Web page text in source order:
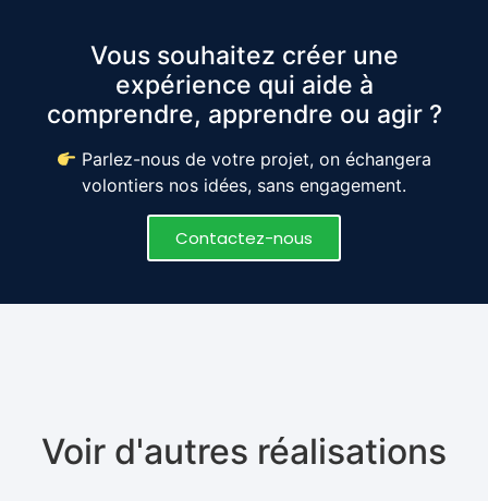
Vous souhaitez créer une
expérience qui aide à
comprendre, apprendre ou agir ?
Parlez-nous de votre projet, on échangera
volontiers nos idées, sans engagement.
Contactez-nous
Voir d'autres réalisations